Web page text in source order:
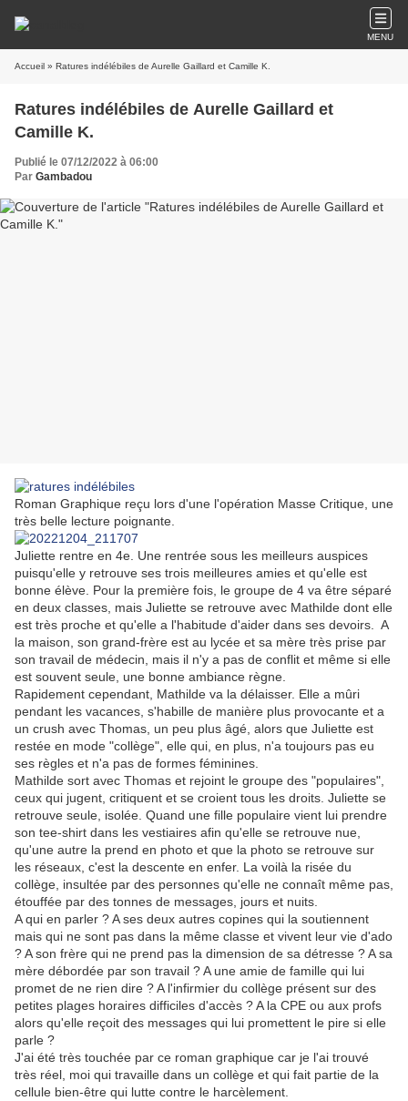
MENU
Accueil » Ratures indélébiles de Aurelle Gaillard et Camille K.
Ratures indélébiles de Aurelle Gaillard et
Camille K.
Publié le 07/12/2022 à 06:00
Par Gambadou
Roman Graphique reçu lors d'une l'opération Masse Critique, une
très belle lecture poignante.
Juliette rentre en 4e. Une rentrée sous les meilleurs auspices
puisqu'elle y retrouve ses trois meilleures amies et qu'elle est
bonne élève. Pour la première fois, le groupe de 4 va être séparé
en deux classes, mais Juliette se retrouve avec Mathilde dont elle
est très proche et qu'elle a l'habitude d'aider dans ses devoirs. A
la maison, son grand-frère est au lycée et sa mère très prise par
son travail de médecin, mais il n'y a pas de conflit et même si elle
est souvent seule, une bonne ambiance règne.
Rapidement cependant, Mathilde va la délaisser. Elle a mûri
pendant les vacances, s'habille de manière plus provocante et a
un crush avec Thomas, un peu plus âgé, alors que Juliette est
restée en mode "collège", elle qui, en plus, n'a toujours pas eu
ses règles et n'a pas de formes féminines.
Mathilde sort avec Thomas et rejoint le groupe des "populaires",
ceux qui jugent, critiquent et se croient tous les droits. Juliette se
retrouve seule, isolée. Quand une fille populaire vient lui prendre
son tee-shirt dans les vestiaires afin qu'elle se retrouve nue,
qu'une autre la prend en photo et que la photo se retrouve sur
les réseaux, c'est la descente en enfer. La voilà la risée du
collège, insultée par des personnes qu'elle ne connaît même pas,
étouffée par des tonnes de messages, jours et nuits.
A qui en parler ? A ses deux autres copines qui la soutiennent
mais qui ne sont pas dans la même classe et vivent leur vie d'ado
? A son frère qui ne prend pas la dimension de sa détresse ? A sa
mère débordée par son travail ? A une amie de famille qui lui
promet de ne rien dire ? A l'infirmier du collège présent sur des
petites plages horaires difficiles d'accès ? A la CPE ou aux profs
alors qu'elle reçoit des messages qui lui promettent le pire si elle
parle ?
J'ai été très touchée par ce roman graphique car je l'ai trouvé
très réel, moi qui travaille dans un collège et qui fait partie de la
cellule bien-être qui lutte contre le harcèlement.